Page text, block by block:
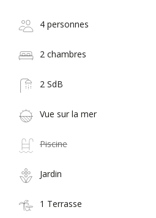
4 personnes
2 chambres
2 SdB
Vue sur la mer
Piscine
Jardin
1 Terrasse